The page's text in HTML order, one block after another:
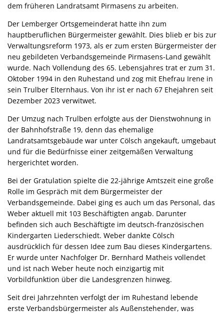
dem früheren Landratsamt Pirmasens zu arbeiten.
Der Lemberger Ortsgemeinderat hatte ihn zum
hauptberuflichen Bürgermeister gewählt. Dies blieb er bis zur
Verwaltungsreform 1973, als er zum ersten Bürgermeister der
neu gebildeten Verbandsgemeinde Pirmasens-Land gewählt
wurde. Nach Vollendung des 65. Lebensjahres trat er zum 31.
Oktober 1994 in den Ruhestand und zog mit Ehefrau Irene in
sein Trulber Elternhaus. Von ihr ist er nach 67 Ehejahren seit
Dezember 2023 verwitwet.
Der Umzug nach Trulben erfolgte aus der Dienstwohnung in
der Bahnhofstraße 19, denn das ehemalige
Landratsamtsgebäude war unter Cölsch angekauft, umgebaut
und für die Bedürfnisse einer zeitgemäßen Verwaltung
hergerichtet worden.
Bei der Gratulation spielte die 22-jährige Amtszeit eine große
Rolle im Gespräch mit dem Bürgermeister der
Verbandsgemeinde. Dabei ging es auch um das Personal, das
Weber aktuell mit 103 Beschäftigten angab. Darunter
befinden sich auch Beschäftigte im deutsch-französischen
Kindergarten Liederschiedt. Weber dankte Cölsch
ausdrücklich für dessen Idee zum Bau dieses Kindergartens.
Er wurde unter Nachfolger Dr. Bernhard Matheis vollendet
und ist nach Weber heute noch einzigartig mit
Vorbildfunktion über die Landesgrenzen hinweg.
Seit drei Jahrzehnten verfolgt der im Ruhestand lebende
erste Verbandsbürgermeister als Außenstehender, was